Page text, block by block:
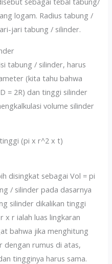
logam. Radius tabung /
jari tabung / silinder.
tabung / silinder, harus
(kita tahu bahwa
= 2R) dan tinggi silinder
volume silinder
(pi x r^2 x t)
disingkat sebagai Vol = pi
/ silinder pada dasarnya
silinder dikalikan tinggi
x r ialah luas lingkaran
bahwa jika menghitung
dengan rumus di atas,
tingginya harus sama.